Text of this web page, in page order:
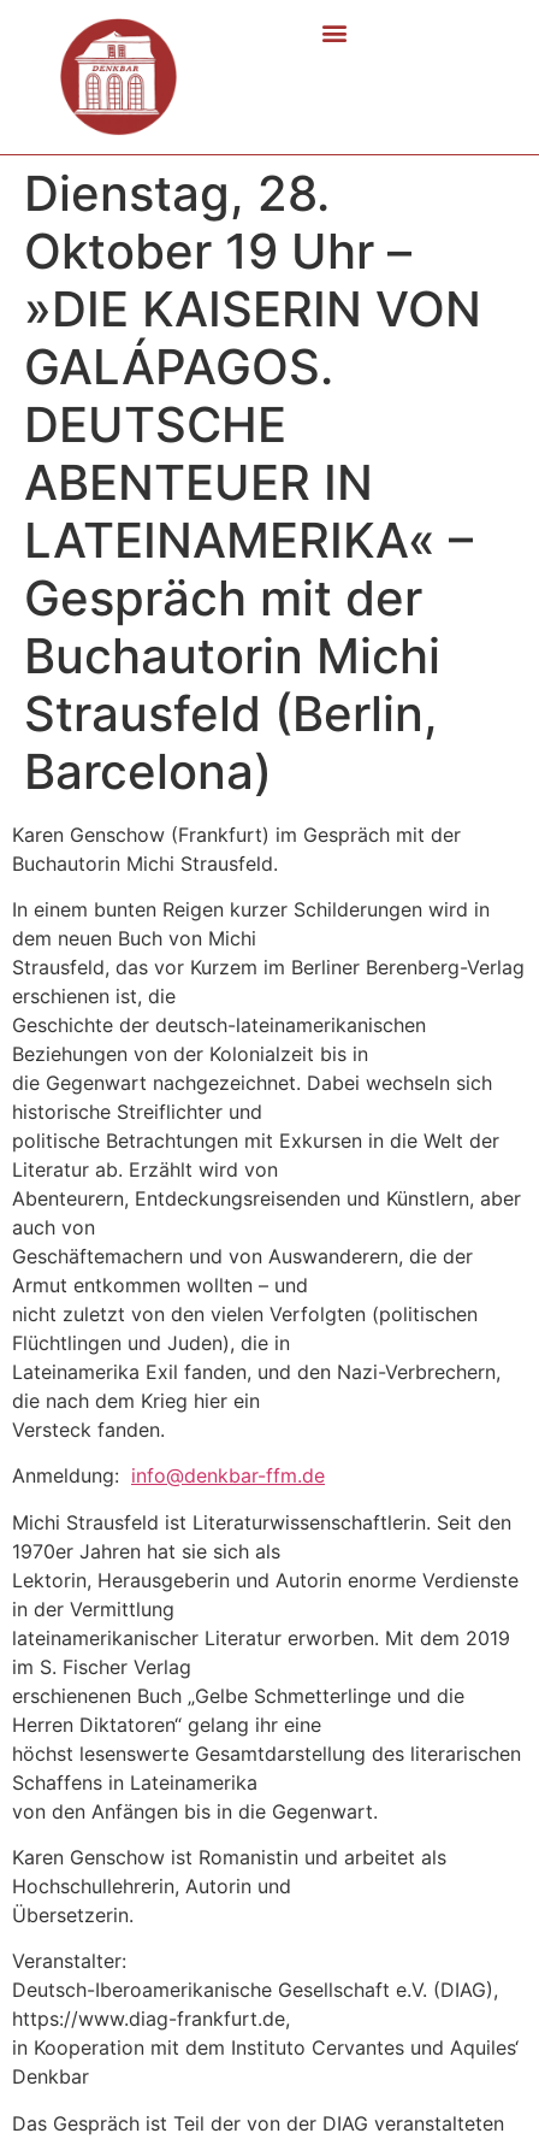
Dienstag, 28.
Oktober 19 Uhr –
»DIE KAISERIN VON
GALÁPAGOS.
DEUTSCHE
ABENTEUER IN
LATEINAMERIKA« –
Gespräch mit der
Buchautorin Michi
Strausfeld (Berlin,
Barcelona)
Karen Genschow (Frankfurt) im Gespräch mit der
Buchautorin Michi Strausfeld.
In einem bunten Reigen kurzer Schilderungen wird in
dem neuen Buch von Michi
Strausfeld, das vor Kurzem im Berliner Berenberg-Verlag
erschienen ist, die
Geschichte der deutsch-lateinamerikanischen
Beziehungen von der Kolonialzeit bis in
die Gegenwart nachgezeichnet. Dabei wechseln sich
historische Streiflichter und
politische Betrachtungen mit Exkursen in die Welt der
Literatur ab. Erzählt wird von
Abenteurern, Entdeckungsreisenden und Künstlern, aber
auch von
Geschäftemachern und von Auswanderern, die der
Armut entkommen wollten – und
nicht zuletzt von den vielen Verfolgten (politischen
Flüchtlingen und Juden), die in
Lateinamerika Exil fanden, und den Nazi-Verbrechern,
die nach dem Krieg hier ein
Versteck fanden.
Anmeldung: info@denkbar-ffm.de
Michi Strausfeld ist Literaturwissenschaftlerin. Seit den
1970er Jahren hat sie sich als
Lektorin, Herausgeberin und Autorin enorme Verdienste
in der Vermittlung
lateinamerikanischer Literatur erworben. Mit dem 2019
im S. Fischer Verlag
erschienenen Buch „Gelbe Schmetterlinge und die
Herren Diktatoren“ gelang ihr eine
höchst lesenswerte Gesamtdarstellung des literarischen
Schaffens in Lateinamerika
von den Anfängen bis in die Gegenwart.
Karen Genschow ist Romanistin und arbeitet als
Hochschullehrerin, Autorin und
Übersetzerin.
Veranstalter:
Deutsch-Iberoamerikanische Gesellschaft e.V. (DIAG),
https://www.diag-frankfurt.de,
in Kooperation mit dem Instituto Cervantes und Aquiles‘
Denkbar
Das Gespräch ist Teil der von der DIAG veranstalteten